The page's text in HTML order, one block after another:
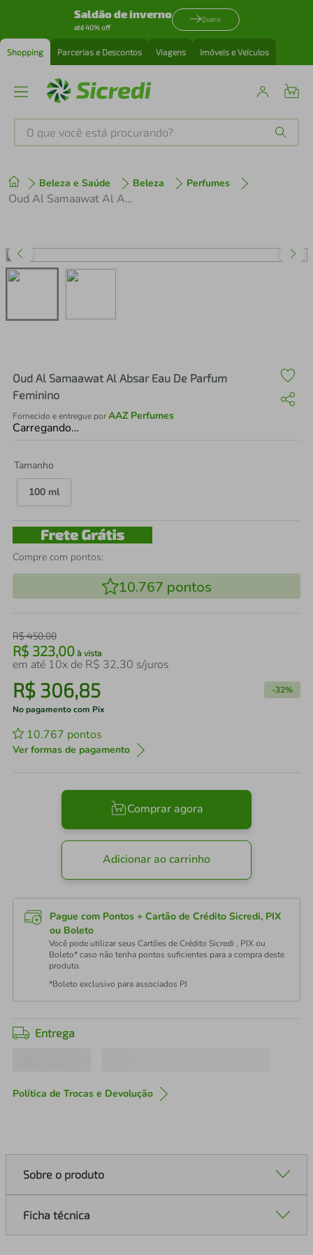
Saldão de inverno
até 40% off
Quero
Shopping Parcerias e Descontos Viagens Imóveis e Veículos
O que você está procurando?
Beleza e Saúde Beleza Perfumes
Oud Al Samaawat Al Absar Eau De Parfum Feminino
Oud Al Samaawat Al Absar Eau De Parfum
Feminino
Fornecido e entregue porAAZ Perfumes
Carregando…
Tamanho
100 ml
Compre com pontos:
10.767 pontos
R$450,00
R$ 323,00 à vista
em até 10x de R$ 32,30 s/juros
R$ 306,85 -32%
No pagamento com Pix
10.767 pontos
Ver formas de pagamento
Comprar agora
Adicionar ao carrinho
Pague com Pontos + Cartão de Crédito Sicredi, PIX
ou Boleto
Você pode utilizar seus Cartões de Crédito Sicredi , PIX ou
Boleto* caso não tenha pontos suficientes para a compra deste
produto.
*Boleto exclusivo para associados PJ
Entrega
Política de Trocas e Devolução
Sobre o produto
Ficha técnica
1º tenis
perfume